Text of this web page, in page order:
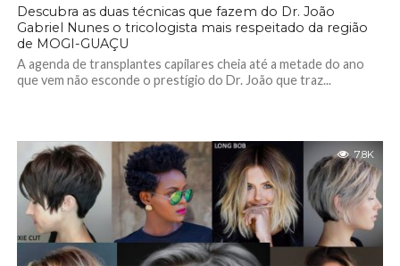
Descubra as duas técnicas que fazem do Dr. João
Gabriel Nunes o tricologista mais respeitado da região
de MOGI-GUAÇU
A agenda de transplantes capilares cheia até a metade do ano
que vem não esconde o prestígio do Dr. João que traz...
7.8K